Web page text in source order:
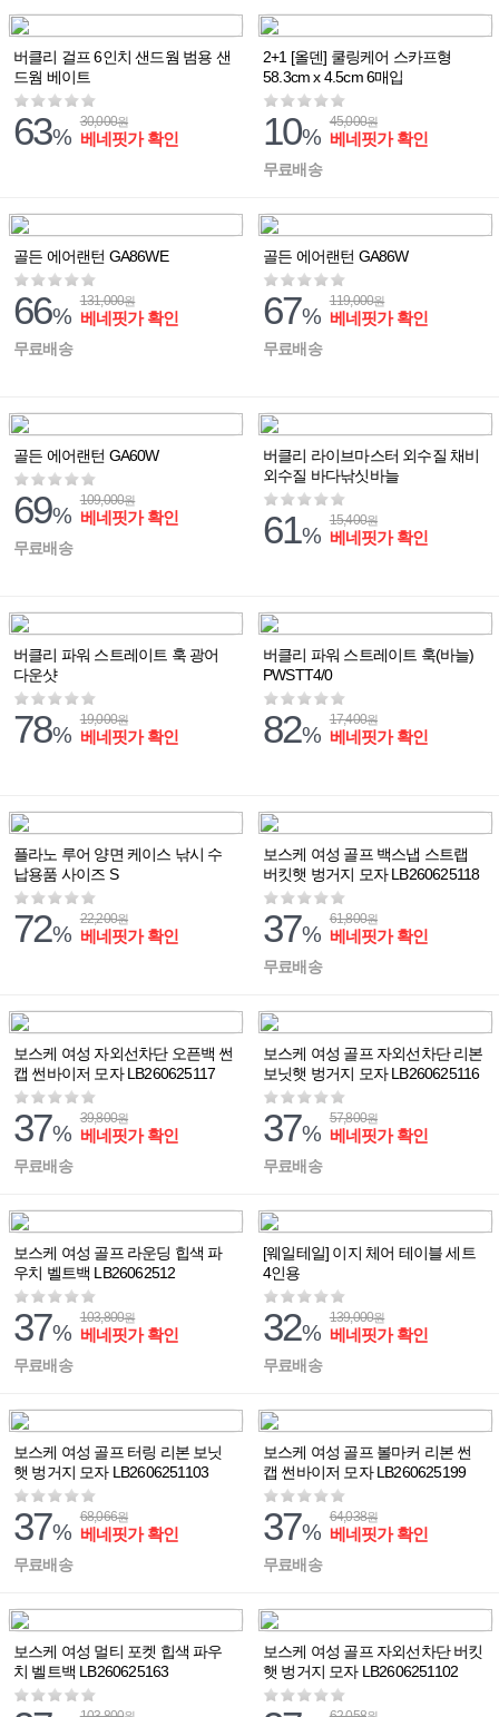
버클리 걸프 6인치 샌드웜 범용 샌
드웜 베이트
63%
30,000원
베네핏가 확인
2+1 [올덴] 쿨링케어 스카프형
58.3cm x 4.5cm 6매입
10%
45,000원
베네핏가 확인
무료배송
골든 에어랜턴 GA86WE
66%
131,000원
베네핏가 확인
무료배송
골든 에어랜턴 GA86W
67%
119,000원
베네핏가 확인
무료배송
골든 에어랜턴 GA60W
69%
109,000원
베네핏가 확인
무료배송
버클리 라이브마스터 외수질 채비
외수질 바다낚싯바늘
61%
15,400원
베네핏가 확인
버클리 파워 스트레이트 훅 광어
다운샷
78%
19,000원
베네핏가 확인
버클리 파워 스트레이트 훅(바늘)
PWSTT4/0
82%
17,400원
베네핏가 확인
플라노 루어 양면 케이스 낚시 수
납용품 사이즈 S
72%
22,200원
베네핏가 확인
보스케 여성 골프 백스냅 스트랩
버킷햇 벙거지 모자 LB260625118
37%
61,800원
베네핏가 확인
무료배송
보스케 여성 자외선차단 오픈백 썬
캡 썬바이저 모자 LB260625117
37%
39,800원
베네핏가 확인
무료배송
보스케 여성 골프 자외선차단 리본
보닛햇 벙거지 모자 LB260625116
37%
57,800원
베네핏가 확인
무료배송
보스케 여성 골프 라운딩 힙색 파
우치 벨트백 LB26062512
37%
103,800원
베네핏가 확인
무료배송
[웨일테일] 이지 체어 테이블 세트
4인용
32%
139,000원
베네핏가 확인
무료배송
보스케 여성 골프 터링 리본 보닛
햇 벙거지 모자 LB2606251103
37%
68,066원
베네핏가 확인
무료배송
보스케 여성 골프 볼마커 리본 썬
캡 썬바이저 모자 LB260625199
37%
64,038원
베네핏가 확인
무료배송
보스케 여성 멀티 포켓 힙색 파우
치 벨트백 LB260625163
보스케 여성 골프 자외선차단 버킷
햇 벙거지 모자 LB2606251102